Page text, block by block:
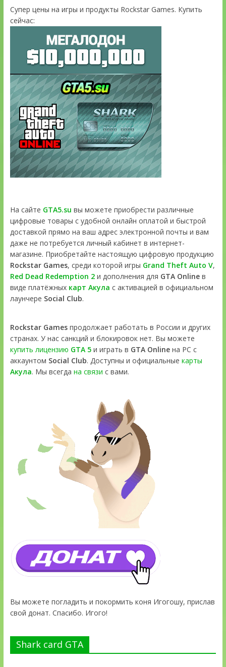
Супер цены на игры и продукты Rockstar Games. Купить
сейчас:
На сайте GTA5.su вы можете приобрести различные
цифровые товары с удобной онлайн оплатой и быстрой
доставкой прямо на ваш адрес электронной почты и вам
даже не потребуется личный кабинет в интернет-
магазине. Приобретайте настоящую цифровую продукцию
Rockstar Games, среди которой игры Grand Theft Auto V,
Red Dead Redemption 2и дополнения для GTA Onlineв
виде платёжных карт Акула с активацией в официальном
лаунчере Social Club.
Rockstar Gamesпродолжает работать в России и других
странах. У нас санкций и блокировок нет. Вы можете
купить лицензию GTA 5и играть в GTA Onlineна PC с
аккаунтом Social Club. Доступны и официальные карты
Акула. Мы всегда на связи с вами.
Вы можете погладить и покормить коня Игогошу, прислав
свой донат. Спасибо. Игого!
Shark card GTA